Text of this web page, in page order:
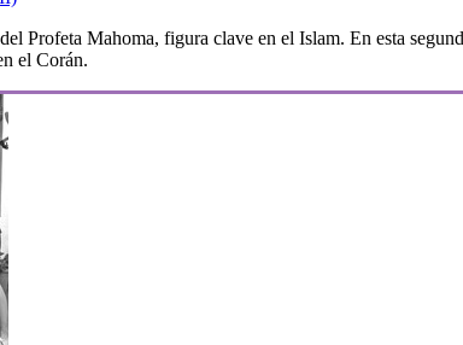
Profeta Mahoma, figura clave en el Islam. En esta
el Corán.